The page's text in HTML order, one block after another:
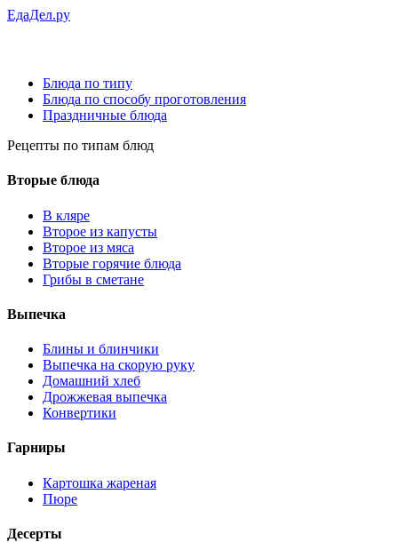
ЕдаДел.ру
Блюда по типу
Блюда по способу проготовления
Праздничные блюда
Рецепты по типам блюд
Вторые блюда
В кляре
Второе из капусты
Второе из мяса
Вторые горячие блюда
Грибы в сметане
Выпечка
Блины и блинчики
Выпечка на скорую руку
Домашний хлеб
Дрожжевая выпечка
Конвертики
Гарниры
Картошка жареная
Пюре
Десерты